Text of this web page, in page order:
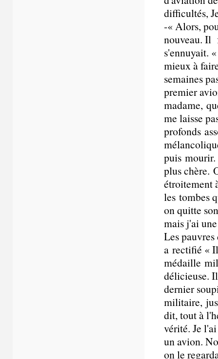
difficultés,
-« Alors,
nouveau. Il
s'ennuyait.
mieux à
semaines
premier
madame,
me laisse
profonds
puis
plus chère.
étroitement
les tombes
on quitte
mais j'ai
Les
a rectifié «
médaille
délicieuse.
dernier
militaire,
dit, tout à
vérité. Je
un avion.
on le